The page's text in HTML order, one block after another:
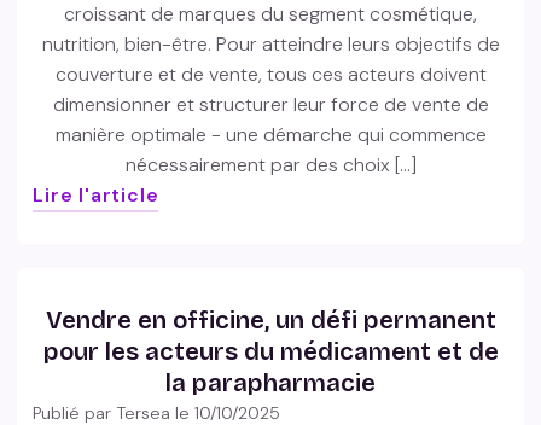
croissant de marques du segment cosmétique,
nutrition, bien-être. Pour atteindre leurs objectifs de
couverture et de vente, tous ces acteurs doivent
dimensionner et structurer leur force de vente de
manière optimale - une démarche qui commence
nécessairement par des choix […]
Lire l'article
Vendre en officine, un défi permanent
pour les acteurs du médicament et de
la parapharmacie
Publié par Tersea le10/10/2025